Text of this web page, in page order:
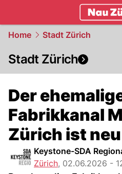
Home Stadt Zürich
Stadt Zürich
Der
Fabrikkanal
Zürich ist
Keystone-SDA
Zürich, 02.06.2026 -